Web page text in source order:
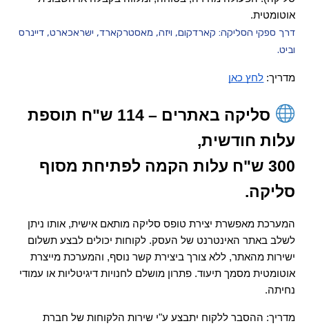
אוטומטית.
דרך ספקי הסליקה: קארדקום, ויזה, מאסטרקארד, ישראכארט, דיינרס
וביט.
מדריך: לחץ כאן
עלות חודשית,
סליקה.
ישירות מהאתר, ללא צורך ביצירת קשר נוסף, והמערכת מייצרת
נחיתה.
מדריך: ההסבר ללקוח יתבצע ע"י שירות הלקוחות של חברת